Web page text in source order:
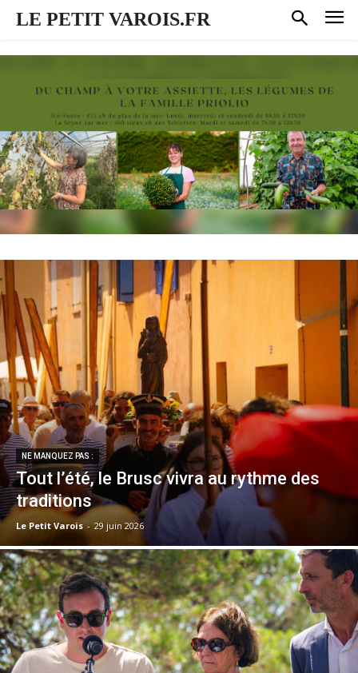
LE PETIT VAROIS.FR
NE MANQUEZ PAS :
Tout l’été, le Brusc vivra au rythme des
traditions
Le Petit Varois - 29 juin 2026